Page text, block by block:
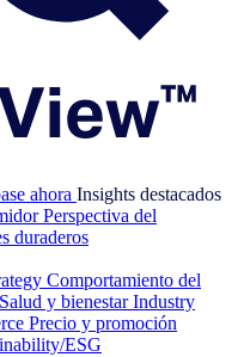
ahora Insights destacados
Perspectiva del
duraderos
Comportamiento del
Salud y bienestar Industry
Precio y promoción
ESG